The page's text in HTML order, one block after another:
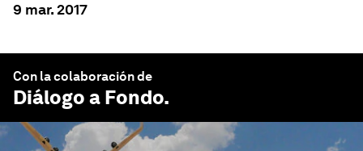
9 mar. 2017
Con la colaboración de
Diálogo a Fondo.